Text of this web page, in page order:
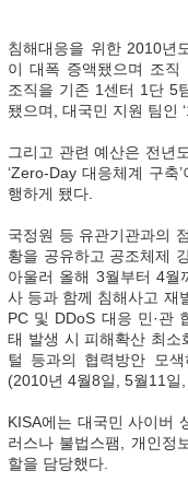
침해대응을 위한 2010년
이 대폭 증액됐으며 조직
조직을 기존 1센터 1단 5
됐으며, 대국민 지원 팀인
그리고 관련 예산은 전년
‘Zero-Day 대응체계 구축
행하게 됐다.
국정원 등 유관기관과의
황을 공유하고 공조체제
아울러 올해 3월부터 4월
사 등과 함께 침해사고 재
PC 및 DDoS 대응 민·관
태 발생 시 피해확산 최소
털 등과의 협력방안 모
(2010년 4월8일, 5월11일
KISA에는 대국민 사이버
러스나 불법스팸, 개인정
할을 담당했다.